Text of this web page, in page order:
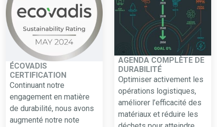
ÉCOVADIS
CERTIFICATION
Continuant notre
engagement en matière
de durabilité, nous avons
augmenté notre note
AGENDA COMPLÈTE DE
DURABILITÉ
Optimiser activement les
opérations logistiques,
améliorer l’efficacité des
matériaux et réduire les